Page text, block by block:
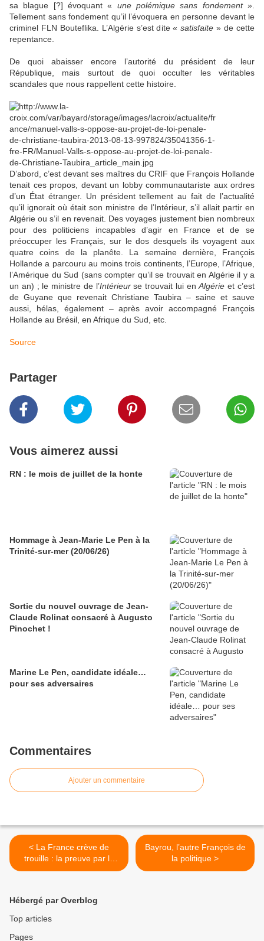
sa blague [?] évoquant « une polémique sans fondement».
Tellement sans fondement qu’il l’évoquera en personne devant le
criminel FLN Bouteflika. L’Algérie s’est dite «satisfaite» de cette
repentance.
De quoi abaisser encore l’autorité du président de leur
République, mais surtout de quoi occulter les véritables
scandales que nous rappellent cette histoire.
D’abord, c’est devant ses maîtres du CRIF que François Hollande
tenait ces propos, devant un lobby communautariste aux ordres
d’un État étranger. Un président tellement au fait de l’actualité
qu’il ignorait où était son ministre de l’Intérieur, s’il allait partir en
Algérie ou s’il en revenait. Des voyages justement bien nombreux
pour des politiciens incapables d’agir en France et de se
préoccuper les Français, sur le dos desquels ils voyagent aux
quatre coins de la planête. La semaine dernière, François
Hollande a parcouru au moins trois continents, l’Europe, l’Afrique,
l’Amérique du Sud (sans compter qu’il se trouvait en Algérie il y a
un an) ; le ministre de l’Intérieurse trouvait lui enAlgérie et c’est
de Guyane que revenait Christiane Taubira – saine et sauve
aussi, hélas, également – après avoir accompagné François
Hollande au Brésil, en Afrique du Sud, etc.
Source
Partager
Vous aimerez aussi
RN : le mois de juillet de la honte
Hommage à Jean-Marie Le Pen à la
Trinité-sur-mer (20/06/26)
Sortie du nouvel ouvrage de Jean-
Claude Rolinat consacré à Augusto
Pinochet !
Marine Le Pen, candidate idéale…
pour ses adversaires
Commentaires
Ajouter un commentaire
< La France crève de
trouille : la preuve par la
RATP (par Marie Delarue)
Bayrou, l’autre François de
la politique >
Hébergé par Overblog
Top articles
Pages